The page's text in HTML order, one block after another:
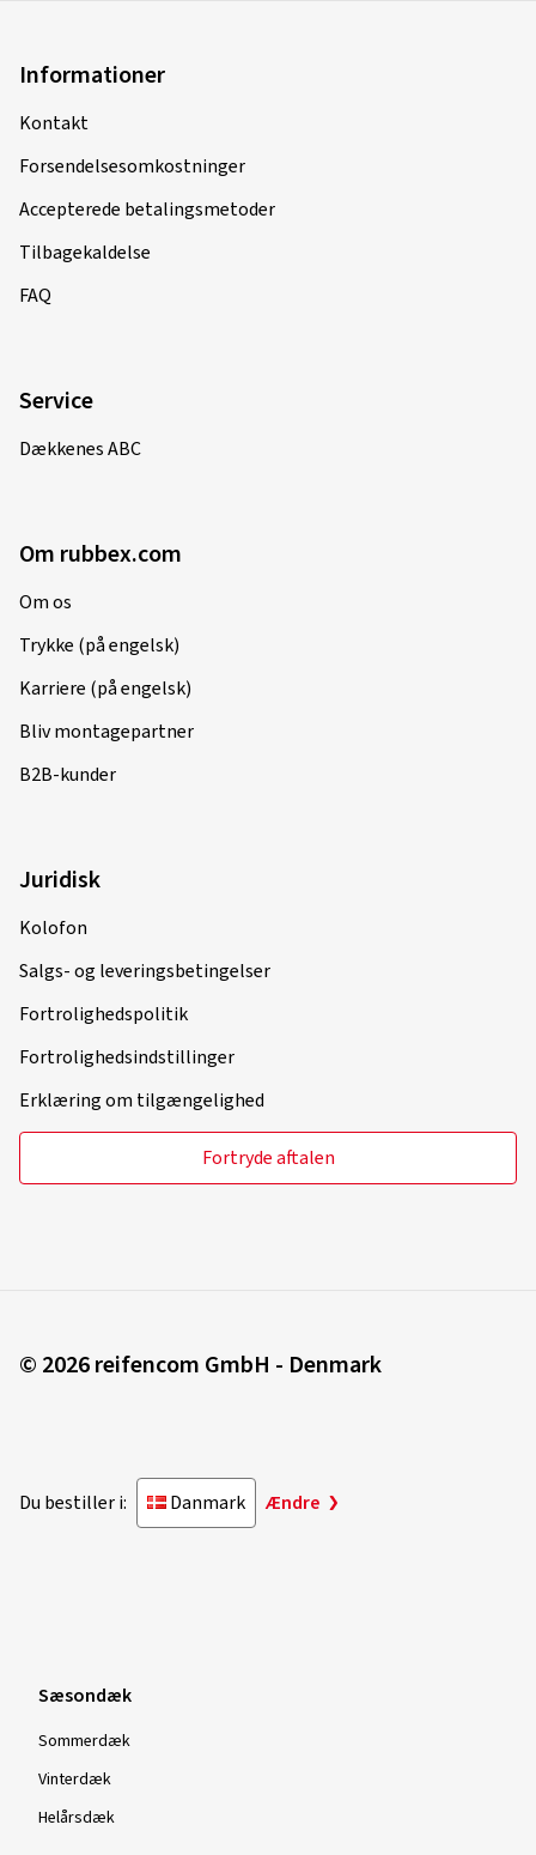
Informationer
Kontakt
Forsendelsesomkostninger
Accepterede betalingsmetoder
Tilbagekaldelse
FAQ
Service
Dækkenes ABC
Om rubbex.com
Om os
Trykke (på engelsk)
Karriere (på engelsk)
Bliv montagepartner
B2B-kunder
Juridisk
Kolofon
Salgs- og leveringsbetingelser
Fortrolighedspolitik
Fortrolighedsindstillinger
Erklæring om tilgængelighed
Fortryde aftalen
© 2026 reifencom GmbH - Denmark
Du bestiller i: Danmark Ændre
Sæsondæk
Sommerdæk
Vinterdæk
Helårsdæk